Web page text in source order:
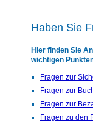
Haben Sie
Hier finden Sie
wichtigen
Fragen zur
Fragen zur
Fragen zur
Fragen zu den